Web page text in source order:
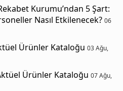
Kurumu’ndan 5 Şart:
Nasıl Etkilenecek? 06
Ürünler Kataloğu 03 Ağu,
Ürünler Kataloğu 07 Ağu,